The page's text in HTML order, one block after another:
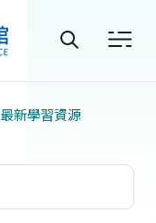
站
尋
最新學習資源